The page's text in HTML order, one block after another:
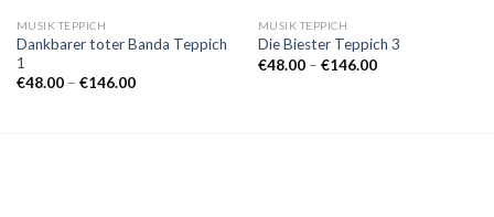
MUSIK TEPPICH
Dankbarer toter Banda Teppich
1
€48.00 – €146.00Preisspanne:
MUSIK TEPPICH
Die Biester Teppich 3
€48.00 – €146.00Preisspanne: